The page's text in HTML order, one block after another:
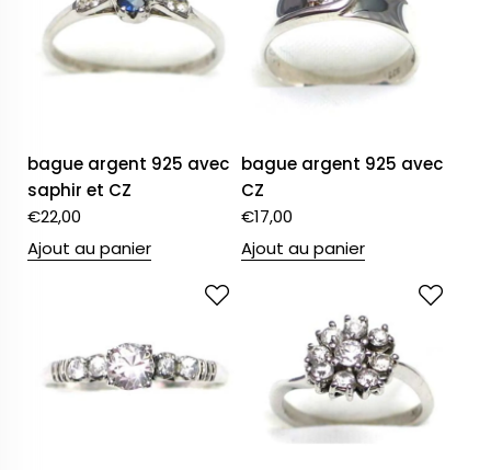
bague argent 925 avec
saphir et CZ
€22,00
Ajout au panier
bague argent 925 avec
CZ
€17,00
Ajout au panier